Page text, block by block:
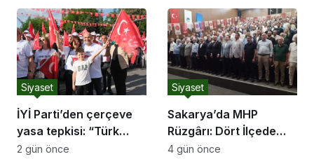
TÜRK MİLLETİNİ
UYARMAYA DEVAM
EDECEĞİZ”
araştırılması için Meclis
Araştırması açılmasını
istedik.”
İYİ Parti’den çerçeve
yasa tepkisi: “Türk
milletine hesap
Siyaset
2 gün önce
Sakarya’da MHP
Rüzgârı: Dört İlçede
Salonlara Sığmayan
Siyaset
4 gün önce